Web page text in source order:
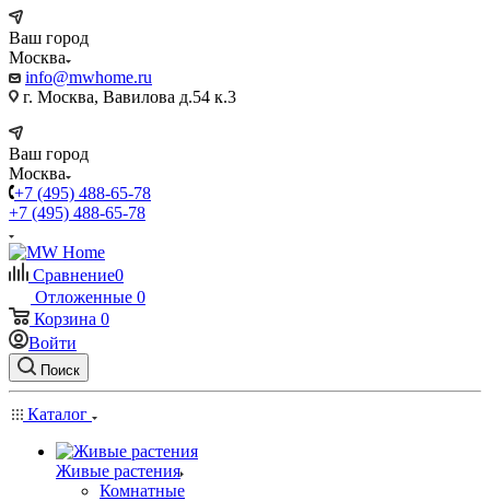
Ваш город
Москва
info@mwhome.ru
г. Москва, Вавилова д.54 к.3
Ваш город
Москва
+7 (495) 488-65-78
+7 (495) 488-65-78
Сравнение0
Отложенные 0
Корзина 0
Войти
Поиск
Каталог
Живые растения
Комнатные